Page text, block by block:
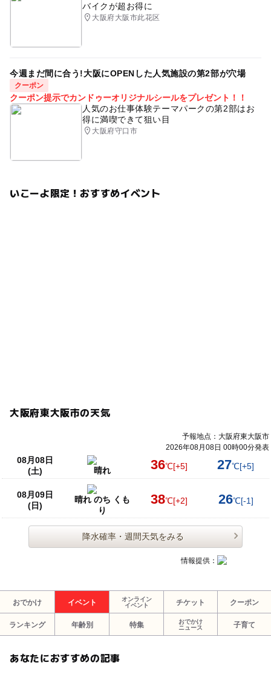
バイクが超お得に
大阪府大阪市此花区
今週まだ間に合う!大阪にOPENした人気施設の第2部が穴場
クーポン
クーポン提示でカンドゥーオリジナルシールをプレゼント！！
人気のお仕事体験テーマパークの第2部はお
得に満喫できて狙い目
大阪府守口市
いこーよ限定！おすすめイベント
大阪府東大阪市の天気
予報地点：大阪府東大阪市
2026年08月08日 00時00分発表
08月08日
(土)
晴れ 36℃[+5] 27℃[+5]
08月09日
(日)
晴れ のち くも
り
38℃[+2] 26℃[-1]
降水確率・週間天気をみる
情報提供：
おでかけ イベント
オンライン
イベント
チケット クーポン
ランキング 年齢別 特集
おでかけ
ニュース
子育て
あなたにおすすめの記事